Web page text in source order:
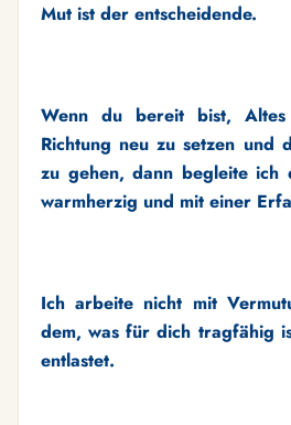
Mut ist der entscheidende.
Wenn du bereit bist, Altes
Richtung neu zu setzen und
zu gehen, dann begleite ich
warmherzig und mit einer
Ich arbeite nicht mit
dem, was für dich tragfähig
entlastet.